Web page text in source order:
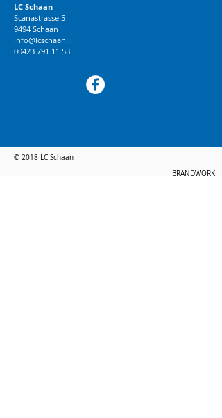
LC Schaan
Scanastrasse 5
9494 Schaan
info@lcschaan.li
00423 791 11 53
© 2018 LC Schaan
BRANDWORK